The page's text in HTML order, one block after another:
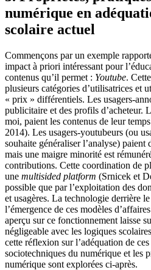
numérique en
scolaire actuel
Commençons par un exemple
impact à priori intéressant pour
contenus qu’il permet : Youtube.
plusieurs catégories d’utilisatrices et
« prix » différentiels. Les usagers-
publicitaire et des profils d’acheteur.
moi, paient les contenus de leur
2014). Les usagers-youtubeurs (ou
souhaite généraliser l’analyse) paient
mais une maigre minorité est
contributions. Cette coordination de
une multisided platform (Srnicek et
possible que par l’exploitation des
et usagères. La technologie derrière
l’émergence de ces modèles
aperçu sur ce fonctionnement laisse
négligeable avec les logiques
cette réflexion sur l’adéquation de
sociotechniques du numérique et les
numérique sont explorées ci-après.